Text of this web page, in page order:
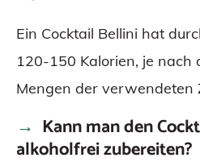
Ein Cocktail Bellini hat
120-150 Kalorien, je nach
Mengen der verwendeten
Kann man den
alkoholfrei zubereiten?